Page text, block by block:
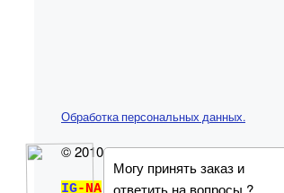
Обработка персональных данных.
© 2010-2024АВТО-ВОДА -
IG-NA
Могу принять заказ и
ответить на вопросы ?